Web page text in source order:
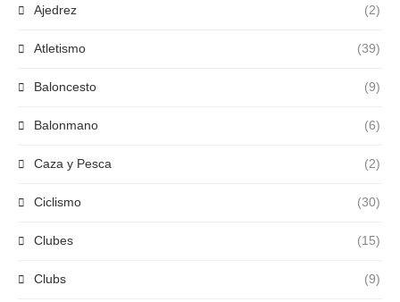
Ajedrez (2)
Atletismo (39)
Baloncesto (9)
Balonmano (6)
Caza y Pesca (2)
Ciclismo (30)
Clubes (15)
Clubs (9)